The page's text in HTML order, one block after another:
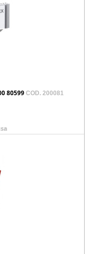
80599 COD. 200081